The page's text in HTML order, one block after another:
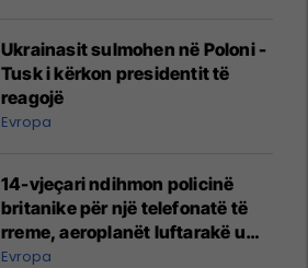
Ukrainasit sulmohen në Poloni -
Tusk i kërkon presidentit të
reagojë
Evropa
14-vjeçari ndihmon policinë
britanike për një telefonatë të
rreme, aeroplanët luftarakë u
ngritën në ajër për të
Evropa